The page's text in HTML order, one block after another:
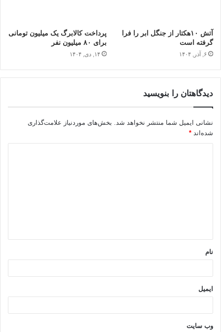
آتش ۱۰هکتار از جنگل ابر را فرا
گرفته است
۶, آذر, ۱۴۰۴
پرداخت کالابرگ یک میلیون تومانی
برای ۸۰ میلیون نفر
۱۴, دی, ۱۴۰۴
دیدگاهتان را بنویسید
نشانی ایمیل شما منتشر نخواهد شد. بخش‌های موردنیاز علامت‌گذاری
شده‌اند *
*
نام
ایمیل
وب‌ سایت